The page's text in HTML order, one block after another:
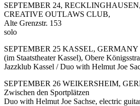
SEPTEMBER 24,
CREATIVE OUTLAWS CLUB,
Alte Grenzstr. 153
solo
SEPTEMBER 25 KASSEL,
(im Staatstheater Kassel), Obere
Jazzklub Kassel / Duo with Helmut Joe
SEPTEMBER 26 WEIKERSHEIM,
Zwischen den Sportplätzen
Duo with Helmut Joe Sachse, electric